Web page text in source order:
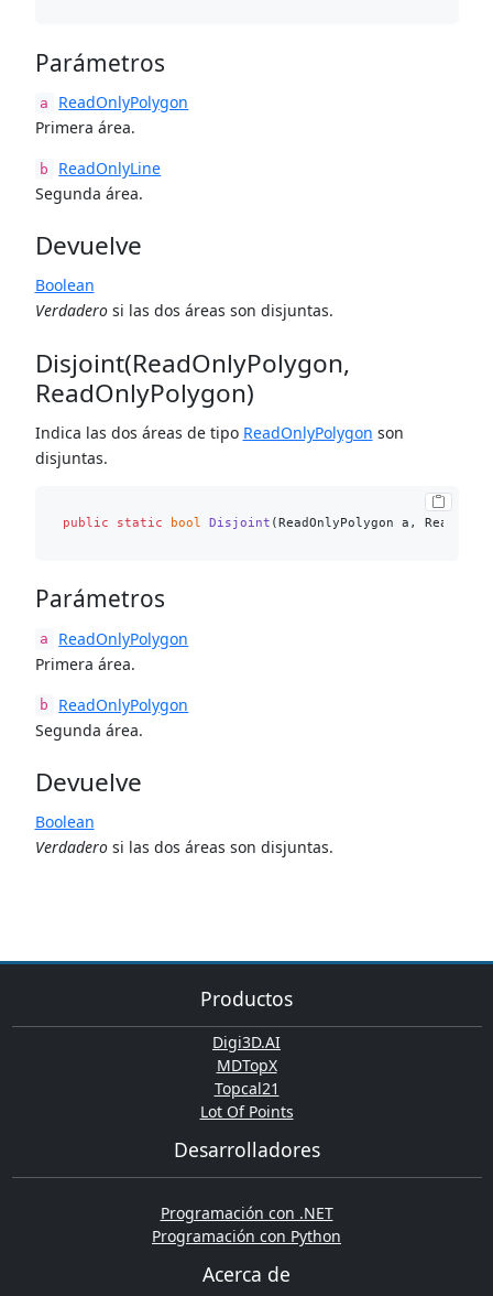
Parámetros
a
ReadOnlyPolygon
Primera área.
b
ReadOnlyLine
Segunda área.
Devuelve
Boolean
Verdaderosi las dos áreas son disjuntas.
Disjoint(ReadOnlyPolygon,
ReadOnlyPolygon)
Indica las dos áreas de tipo ReadOnlyPolygon son
disjuntas.
public static bool Disjoint (ReadOnlyPolygon a,
Parámetros
a
ReadOnlyPolygon
Primera área.
b
ReadOnlyPolygon
Segunda área.
Devuelve
Boolean
Verdaderosi las dos áreas son disjuntas.
Productos
Digi3D.AI
MDTopX
Topcal21
Lot Of Points
Desarrolladores
Programación con .NET
Programación con Python
Acerca de